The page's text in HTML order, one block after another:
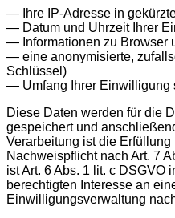
— Ihre IP-Adresse in
— Datum und Uhrzeit Ihrer
— Informationen zu Browser
— eine anonymisierte,
Schlüssel)
— Umfang Ihrer Einwilligung
Diese Daten werden für die
gespeichert und
Verarbeitung ist die
Nachweispflicht nach Art. 7
ist Art. 6 Abs. 1 lit. c DSGVO
berechtigten Interesse an
Einwilligungsverwaltung